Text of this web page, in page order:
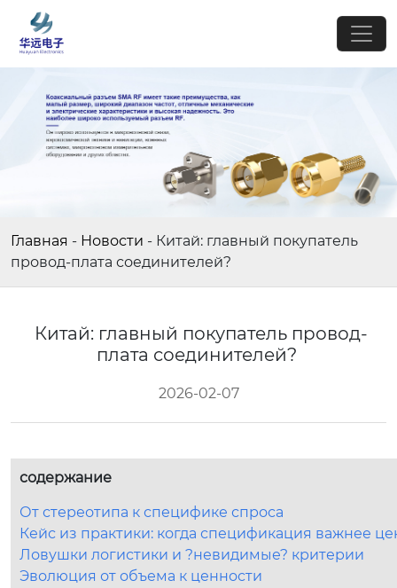
Главная - Новости - Китай: главный покупатель
провод-плата соединителей?
Китай: главный покупатель провод-
плата соединителей?
2026-02-07
содержание
От стереотипа к специфике спроса
Кейс из практики: когда спецификация важнее
Ловушки логистики и ?невидимые? критерии
Эволюция от объема к ценности